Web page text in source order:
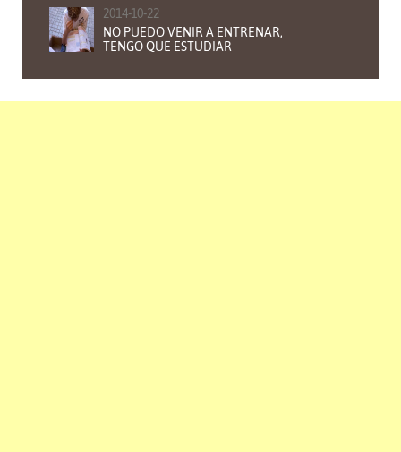
2014-10-22
NO PUEDO VENIR A ENTRENAR,
TENGO QUE ESTUDIAR